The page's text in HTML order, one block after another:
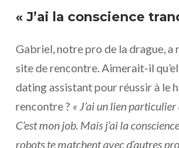
« J’ai la conscience
Gabriel, notre pro de la drague, a
site de rencontre. Aimerait-il
dating assistant pour réussir à le
rencontre ? « J’ai un lien
C’est mon job. Mais j’ai la
robots te matchent avec d’autres